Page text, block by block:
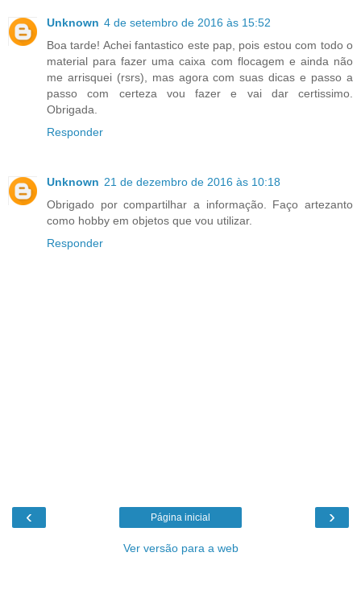
Unknown 4 de setembro de 2016 às 15:52
Boa tarde! Achei fantastico este pap, pois estou com todo o
material para fazer uma caixa com flocagem e ainda não
me arrisquei (rsrs), mas agora com suas dicas e passo a
passo com certeza vou fazer e vai dar certissimo.
Obrigada.
Responder
Unknown 21 de dezembro de 2016 às 10:18
Obrigado por compartilhar a informação. Faço artezanto
como hobby em objetos que vou utilizar.
Responder
‹ ›
Página inicial
Ver versão para a web